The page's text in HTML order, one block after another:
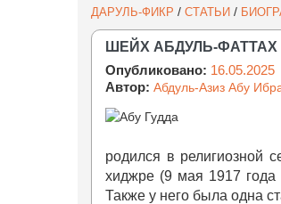
ДАРУЛЬ-ФИКР / СТАТЬИ /
ШЕЙХ АБДУЛЬ-ФАТТАХ
Опубликовано: 16.05.2025
Автор: Абдуль-Азиз Абу
родился в религиозной
хиджре (9 мая 1917
Также у него была одна